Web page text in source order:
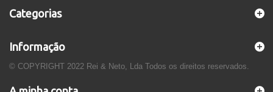
Categorias
Informação
© COPYRIGHT 2022 Rei & Neto, Lda Todos os direitos reservados.